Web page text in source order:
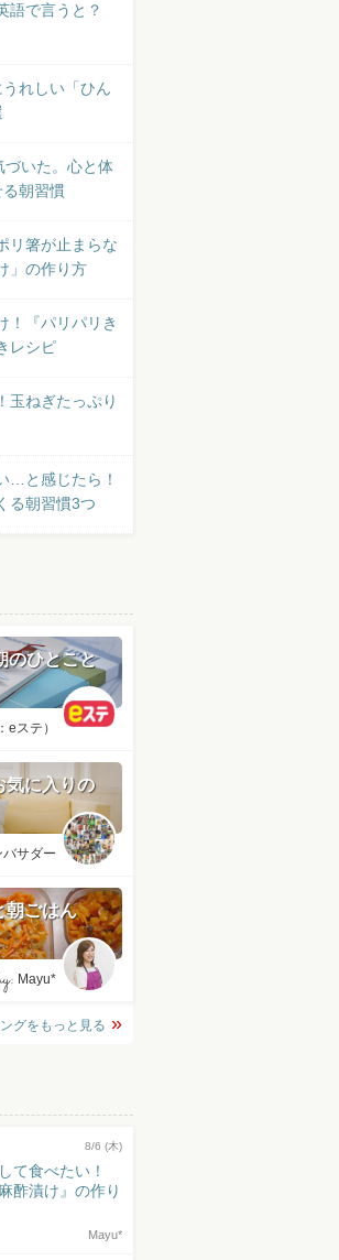
語で言うと？
れしい「ひん
づいた。心と体
朝習慣
リ箸が止まらな
」の作り方
！『パリパリき
レシピ
玉ねぎたっぷり
…と感じたら！
る朝習慣3つ
のひとこと
eステ）
気に入りの
サダー
朝ごはん
Mayu*
グをもっと見る
8/6 (木)
て食べたい！
酢漬け』の作り
Mayu*